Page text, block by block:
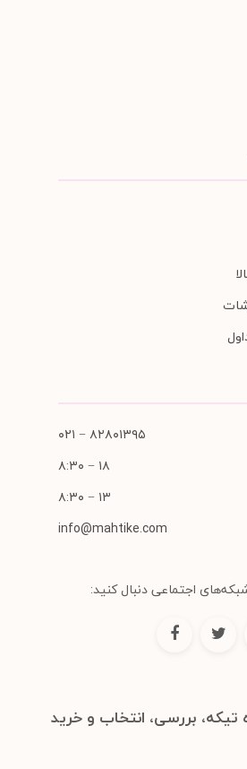
۸۲۸۰۱۳۹۵ − ۰۲۱
۱۸ − ۸:۳۰
۱۳ − ۸:۳۰
info@mahtike.com
اجتماعی دنبال کنید:
تیکه، بررسی، انتخاب و خرید